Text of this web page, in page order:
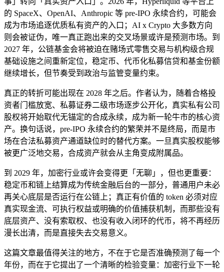
的 SpaceX、OpenAI、Anthropic 等 pre-IPO 永续合约，可能会
成为市场追逐优质私有资产的入口；AI x Crypto 大多数方向
则会被证伪，唯一真正跑出来的交叉场景或许是预测市场。到
2027 年，公链基金会将被迫在赌场式零售交易与机构级合规
基础设施之间重新定位，稳定币、代币化私募信贷和基金份额
继续增长，但节奏受到政治与监管变量约束。
真正的转折可能出现在 2028 年之后。作者认为，随着合格投
资者门槛放宽、私募证券二级市场逐步公开化，真实私有公司
股权将开始取代无锚定的合成永续，成为新一轮牛市的核心资
产。换句话说，pre-IPO 永续合约的繁荣并不是终局，而是市
场在合法私募资产通道缺位时的替代方案。一旦真实股权能够
被更广泛地交易，合成资产就会从主角变成附属品。
到 2029 年，加密行业或许会变得更「无聊」，但也更重要：
稳定币和链上结算成为传统金融后台的一部分，普通用户未必
再关心底层是否运行在公链上；真正有价值的 token 必须对应
真实现金流、可执行权益或明确的价值捕获机制，而那些没有
底层资产、没有索取权、也没有收入闭环的代币，将不再经历
漫长出清，而是直接失去交易意义。
这篇文章最值得关注的地方，不在于它是否准确预测了每一个
年份，而在于它提出了一个清晰的检验变量：加密行业下一轮